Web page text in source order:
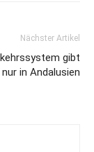
Nächster Artikel
gibt
in Andalusien